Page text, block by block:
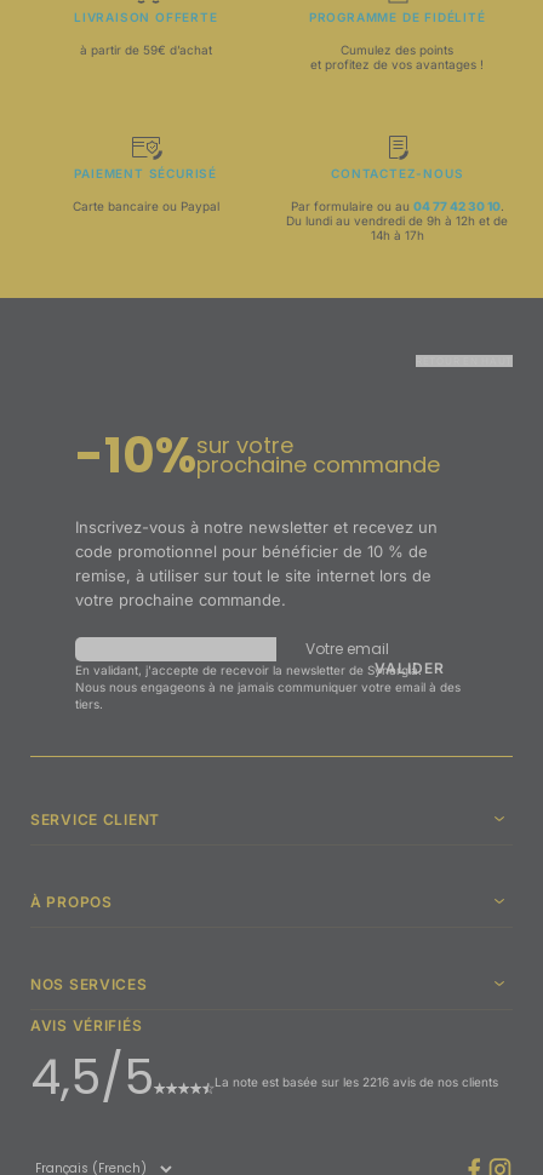
LIVRAISON OFFERTE
à partir de 59€ d’achat
PROGRAMME DE FIDÉLITÉ
Cumulez des points
et profitez de vos avantages !
PAIEMENT SÉCURISÉ
Carte bancaire ou Paypal
CONTACTEZ-NOUS
Par formulaire ou au 04 77 42 30 10.
Du lundi au vendredi de 9h à 12h et de
14h à 17h
-10%sur votre
prochaine commande
Inscrivez-vous à notre newsletter et recevez un
code promotionnel pour bénéficier de 10 % de
remise, à utiliser sur tout le site internet lors de
votre prochaine commande.
Votre email
En validant, j'accepte de recevoir la newsletter de Synergia.
Nous nous engageons à ne jamais communiquer votre email à des
tiers.
SERVICE CLIENT
À PROPOS
NOS SERVICES
AVIS VÉRIFIÉS
4,5/5 La note est basée sur les 2216 avis de nos clients